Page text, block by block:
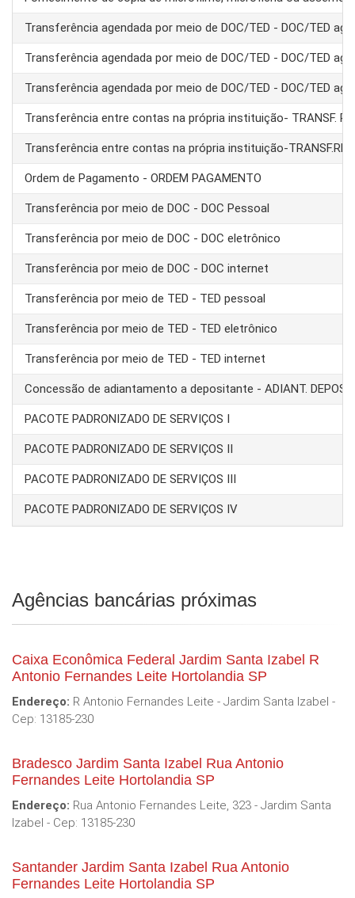
Transferência agendada por meio de DOC/TED - DOC/TED
Transferência agendada por meio de DOC/TED - DOC/TED
Transferência agendada por meio de DOC/TED - DOC/TED
Transferência entre contas na própria instituição- TRANSF.
Transferência entre contas na própria instituição-
Ordem de Pagamento - ORDEM PAGAMENTO
Transferência por meio de DOC - DOC Pessoal
Transferência por meio de DOC - DOC eletrônico
Transferência por meio de DOC - DOC internet
Transferência por meio de TED - TED pessoal
Transferência por meio de TED - TED eletrônico
Transferência por meio de TED - TED internet
Concessão de adiantamento a depositante - ADIANT.
PACOTE PADRONIZADO DE SERVIÇOS I
PACOTE PADRONIZADO DE SERVIÇOS II
PACOTE PADRONIZADO DE SERVIÇOS III
PACOTE PADRONIZADO DE SERVIÇOS IV
Agências bancárias próximas
Caixa Econômica Federal Jardim Santa Izabel R
Antonio Fernandes Leite Hortolandia SP
Endereço: R Antonio Fernandes Leite - Jardim Santa Izabel -
Cep: 13185-230
Bradesco Jardim Santa Izabel Rua Antonio
Fernandes Leite Hortolandia SP
Endereço: Rua Antonio Fernandes Leite, 323 - Jardim Santa
Izabel - Cep: 13185-230
Santander Jardim Santa Izabel Rua Antonio
Fernandes Leite Hortolandia SP